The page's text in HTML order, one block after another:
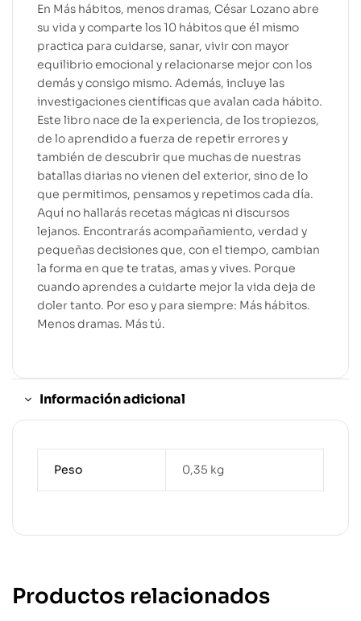
En Más hábitos, menos dramas, César Lozano abre
su vida y comparte los 10 hábitos que él mismo
practica para cuidarse, sanar, vivir con mayor
equilibrio emocional y relacionarse mejor con los
demás y consigo mismo. Además, incluye las
investigaciones científicas que avalan cada hábito.
Este libro nace de la experiencia, de los tropiezos,
de lo aprendido a fuerza de repetir errores y
también de descubrir que muchas de nuestras
batallas diarias no vienen del exterior, sino de lo
que permitimos, pensamos y repetimos cada día.
Aquí no hallarás recetas mágicas ni discursos
lejanos. Encontrarás acompañamiento, verdad y
pequeñas decisiones que, con el tiempo, cambian
la forma en que te tratas, amas y vives. Porque
cuando aprendes a cuidarte mejor la vida deja de
doler tanto. Por eso y para siempre: Más hábitos.
Menos dramas. Más tú.
Información adicional
Peso 0,35 kg
Productos relacionados